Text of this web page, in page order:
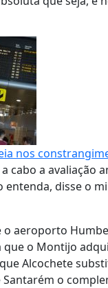
nos
cabo a
disse o
o aeroporto
que o Montijo
Alcochete
o